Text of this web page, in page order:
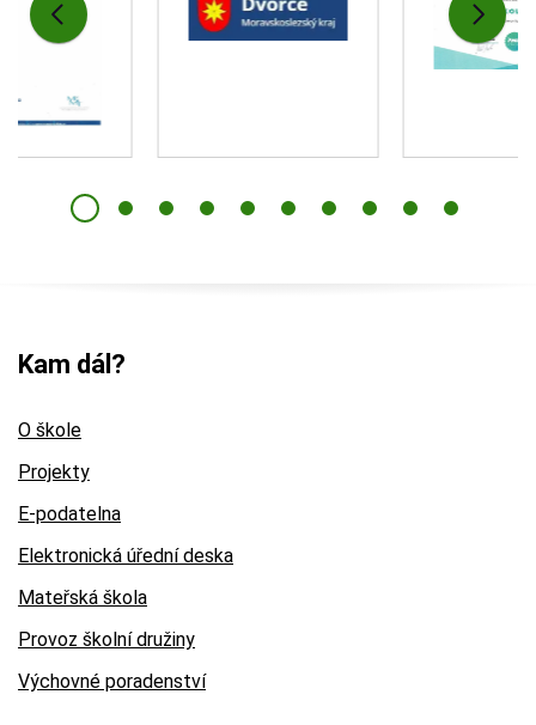
Kam dál?
O škole
Projekty
E-podatelna
Elektronická úřední deska
Mateřská škola
Provoz školní družiny
Výchovné poradenství